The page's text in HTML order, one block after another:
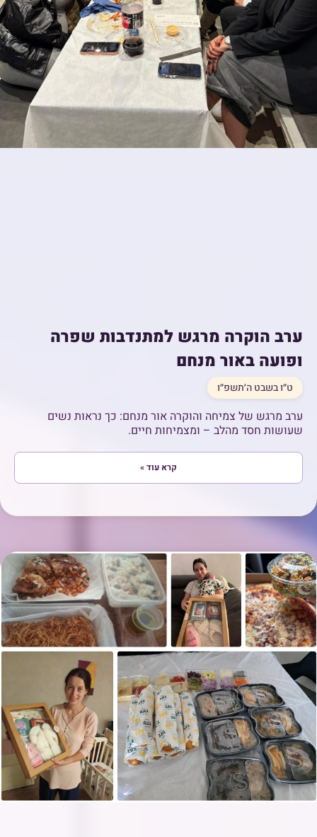
ערב הוקרה מרגש למתנדבות שפרה
ופועה באור מנחם
ט״ו בשבט ה׳תשפ״ו
ערב מרגש של צמיחה והוקרה אור מנחם: כך נראות נשים
שעושות חסד מהלב – ומצמיחות חיים.
קרא עוד »